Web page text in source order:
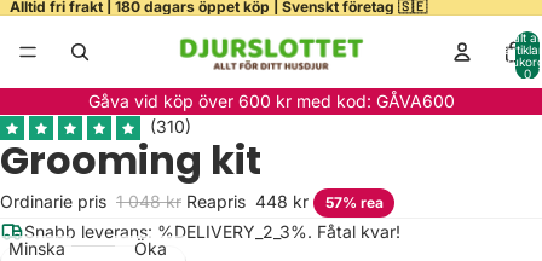
Alltid fri frakt | 180 dagars öppet köp | Svenskt företag 🇸🇪
Totalt
0
Gåva vid köp över 600 kr med kod: GÅVA600
Grooming kit
Ordinarie pris 1 048 kr Reapris 448 kr 57% rea
Snabb leverans: %DELIVERY_2_3%. Fåtal kvar!
Minska
Öka